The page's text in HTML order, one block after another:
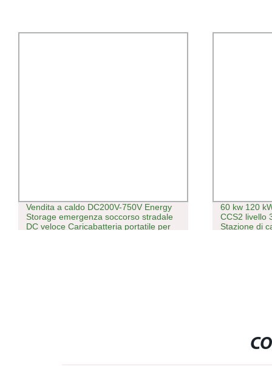
Vendita a caldo DC200V-750V Energy
Storage emergenza soccorso stradale
DC veloce Caricabatteria portatile per
60 kw 120
CCS2 livello
Stazione di